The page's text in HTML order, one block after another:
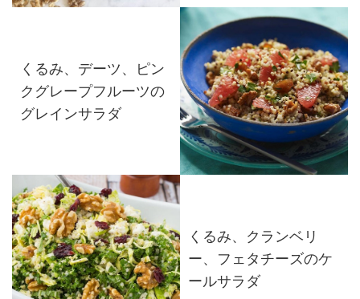
くるみ、デーツ、ピン
クグレープフルーツの
グレインサラダ
くるみ、クランベリ
ー、フェタチーズのケ
ールサラダ